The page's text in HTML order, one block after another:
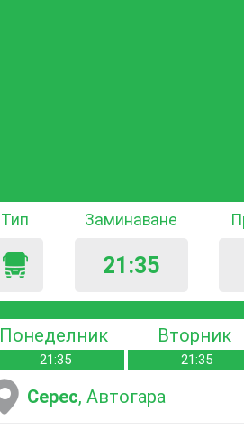
Тип Заминаване
21:35
Понеделник
21:35
Вторник
21:35
Серес, Автогара